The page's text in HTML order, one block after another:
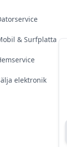
& Surfplatta
elektronik